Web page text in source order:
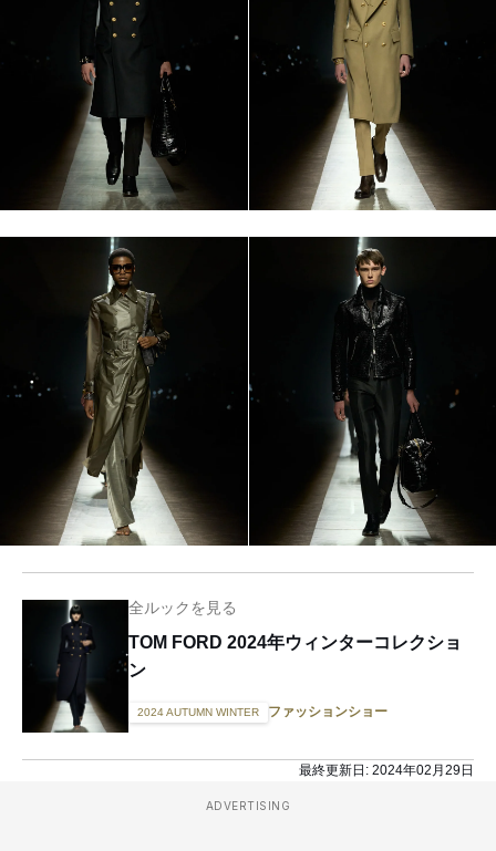
全ルックを見る
TOM FORD 2024年ウィンターコレクショ
ン
2024 AUTUMN WINTER ファッションショー
最終更新日: 2024年02月29日
ADVERTISING